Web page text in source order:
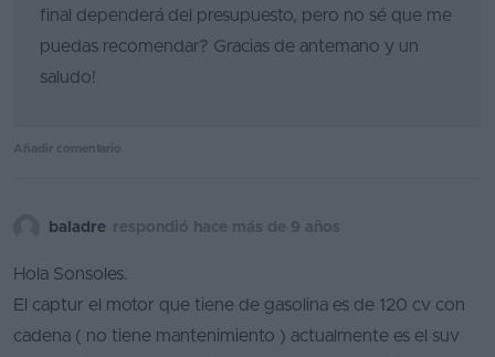
final dependerá del presupuesto, pero no sé que me
puedas recomendar? Gracias de antemano y un
saludo!
Añadir comentario
baladre respondió hace más de 9 años
Hola Sonsoles.
El captur el motor que tiene de gasolina es de 120 cv con
cadena ( no tiene mantenimiento ) actualmente es el suv